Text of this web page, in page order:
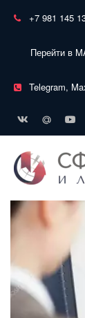
+7 981 145
Перейти в
Telegram,